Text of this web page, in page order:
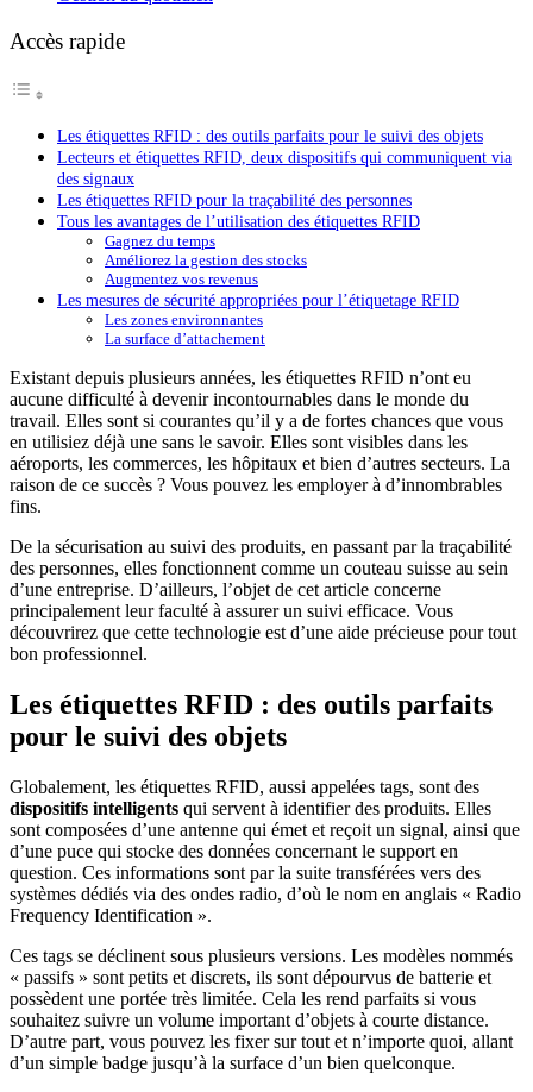
Accès rapide
Les étiquettes RFID : des outils parfaits pour le suivi des objets
Lecteurs et étiquettes RFID, deux dispositifs qui communiquent via
des signaux
Les étiquettes RFID pour la traçabilité des personnes
Tous les avantages de l’utilisation des étiquettes RFID
Gagnez du temps
Améliorez la gestion des stocks
Augmentez vos revenus
Les mesures de sécurité appropriées pour l’étiquetage RFID
Les zones environnantes
La surface d’attachement
Existant depuis plusieurs années, les étiquettes RFID n’ont eu
aucune difficulté à devenir incontournables dans le monde du
travail. Elles sont si courantes qu’il y a de fortes chances que vous
en utilisiez déjà une sans le savoir. Elles sont visibles dans les
aéroports, les commerces, les hôpitaux et bien d’autres secteurs. La
raison de ce succès ? Vous pouvez les employer à d’innombrables
fins.
De la sécurisation au suivi des produits, en passant par la traçabilité
des personnes, elles fonctionnent comme un couteau suisse au sein
d’une entreprise. D’ailleurs, l’objet de cet article concerne
principalement leur faculté à assurer un suivi efficace. Vous
découvrirez que cette technologie est d’une aide précieuse pour tout
bon professionnel.
Les étiquettes RFID : des outils parfaits
pour le suivi des objets
Globalement, les étiquettes RFID, aussi appelées tags, sont des
dispositifs intelligents qui servent à identifier des produits. Elles
sont composées d’une antenne qui émet et reçoit un signal, ainsi que
d’une puce qui stocke des données concernant le support en
question. Ces informations sont par la suite transférées vers des
systèmes dédiés via des ondes radio, d’où le nom en anglais « Radio
Frequency Identification ».
Ces tags se déclinent sous plusieurs versions. Les modèles nommés
« passifs » sont petits et discrets, ils sont dépourvus de batterie et
possèdent une portée très limitée. Cela les rend parfaits si vous
souhaitez suivre un volume important d’objets à courte distance.
D’autre part, vous pouvez les fixer sur tout et n’importe quoi, allant
d’un simple badge jusqu’à la surface d’un bien quelconque.